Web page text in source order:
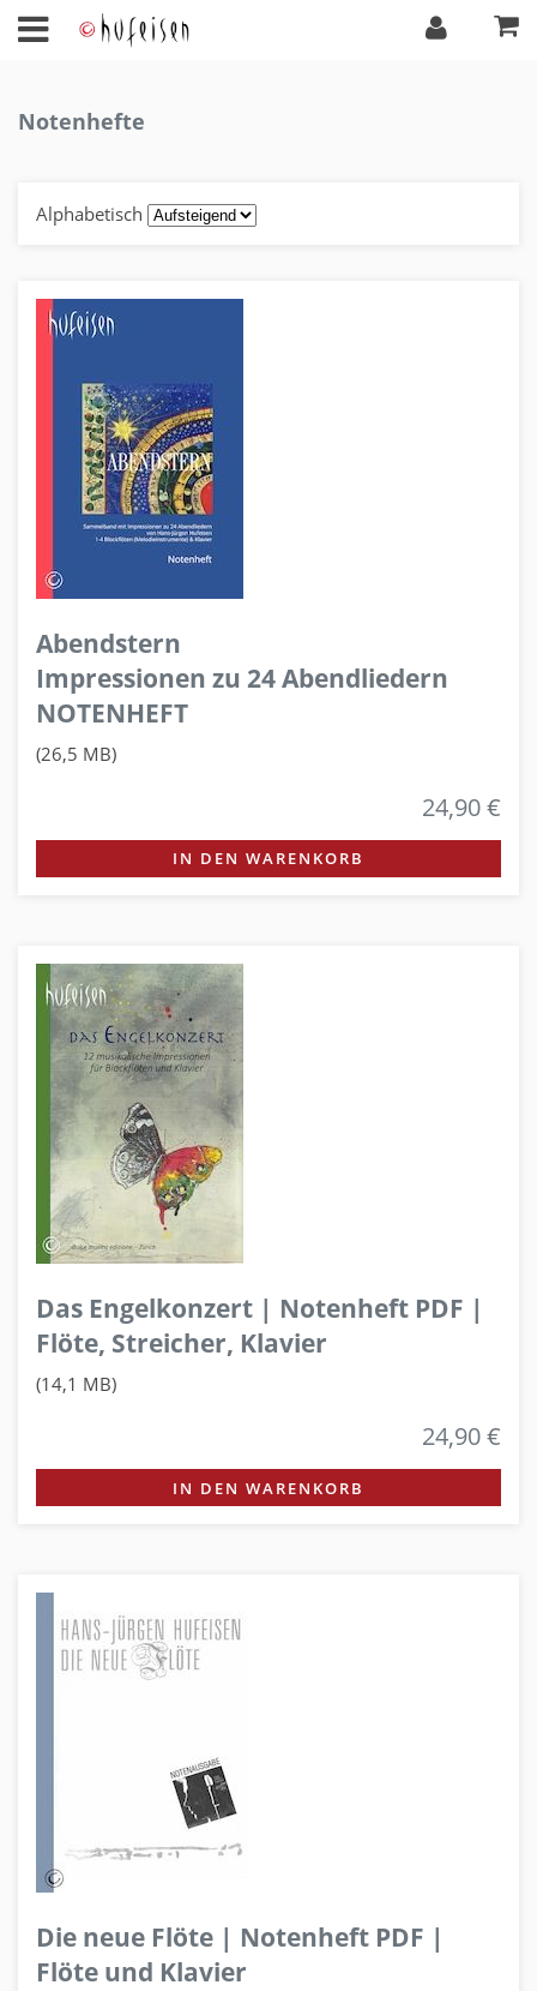
Notenhefte
Alphabetisch
Abendstern
Impressionen zu 24 Abendliedern
NOTENHEFT
(26,5 MB)
24,90 €
IN DEN WARENKORB
Das Engelkonzert | Notenheft PDF |
Flöte, Streicher, Klavier
(14,1 MB)
24,90 €
IN DEN WARENKORB
Die neue Flöte | Notenheft PDF |
Flöte und Klavier